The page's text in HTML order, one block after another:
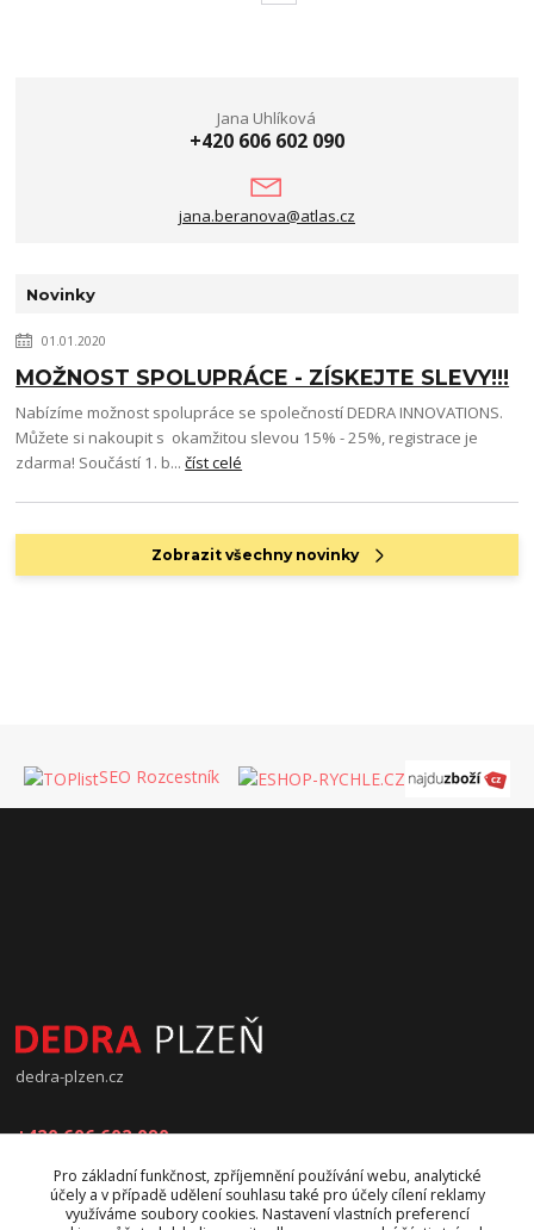
Jana Uhlíková
+420 606 602 090
jana.beranova@atlas.cz
Novinky
01.01.2020
MOŽNOST SPOLUPRÁCE - ZÍSKEJTE SLEVY!!!
Nabízíme možnost spolupráce se společností DEDRA INNOVATIONS.
Můžete si nakoupit s okamžitou slevou 15% - 25%, registrace je
zdarma! Součástí 1. b...číst celé
Zobrazit všechny novinky
SEO Rozcestník
dedra-plzen.cz
+420 606 602 090
jana.beranova@atlas.cz
Pro základní funkčnost, zpříjemnění používání webu, analytické
účely a v případě udělení souhlasu také pro účely cílení reklamy
využíváme soubory cookies. Nastavení vlastních preferencí